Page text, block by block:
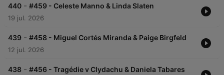
440 - #459 - Celeste Manno & Linda Slaten
19 jul. 2026
439 - #458 - Miguel Cortés Miranda & Paige Birgfeld
12 jul. 2026
438 - #456 - Tragédie v Clydachu & Daniela Tabares